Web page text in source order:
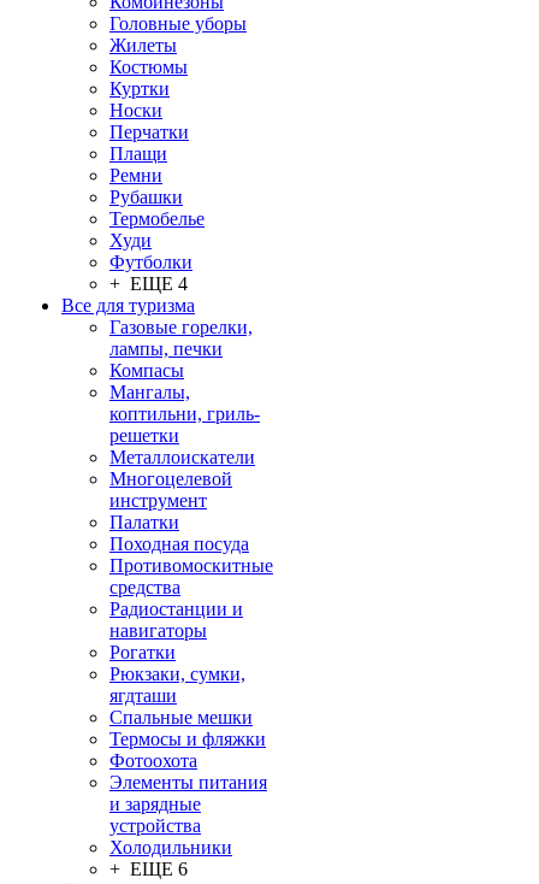
Головные уборы
Жилеты
Костюмы
Куртки
Носки
Перчатки
Плащи
Ремни
Рубашки
Термобелье
Худи
Футболки
+ ЕЩЕ 4
Все для туризма
Газовые горелки,
лампы, печки
Компасы
Мангалы,
коптильни, гриль-
решетки
Металлоискатели
Многоцелевой
инструмент
Палатки
Походная посуда
Противомоскитные
средства
Радиостанции и
навигаторы
Рогатки
Рюкзаки, сумки,
ягдташи
Спальные мешки
Термосы и фляжки
Фотоохота
Элементы питания
и зарядные
устройства
Холодильники
+ ЕЩЕ 6